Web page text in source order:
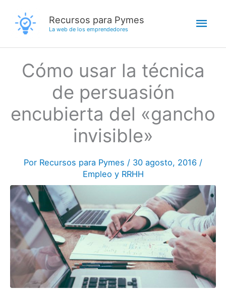
contenido
Recursos para Pymes
La web de los emprendedores
Cómo usar la técnica
de persuasión
encubierta del «gancho
invisible»
Por Recursos para Pymes / 30 agosto, 2016 /
Empleo y RRHH